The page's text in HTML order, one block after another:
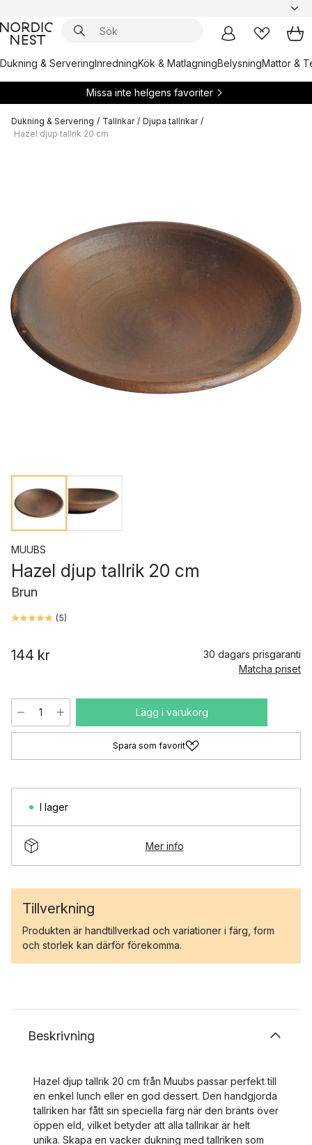
Dukning & ServeringInredningKök & MatlagningBelysningMattor &
Missa inte helgens favoriter
Dukning & Servering / Tallrikar / Djupa tallrikar /
Hazel djup tallrik 20 cm
MUUBS
Hazel djup tallrik 20 cm
Brun
(5)
144 kr
30 dagars prisgaranti
Matcha priset
Lägg i varukorg
Spara som favorit
I lager
Mer info
Tillverkning
Produkten är handtillverkad och variationer i färg, form
och storlek kan därför förekomma.
Beskrivning
Hazel djup tallrik 20 cm från Muubs passar perfekt till
en enkel lunch eller en god dessert. Den handgjorda
tallriken har fått sin speciella färg när den bränts över
öppen eld, vilket betyder att alla tallrikar är helt
unika. Skapa en vacker dukning med tallriken som